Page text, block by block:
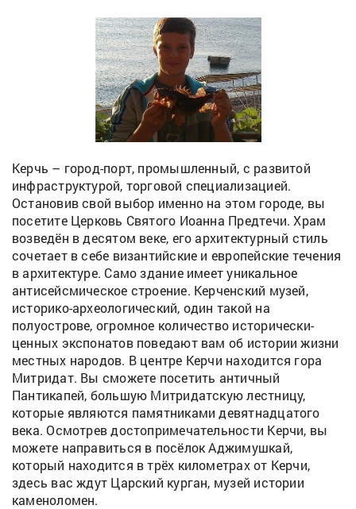
Керчь – город-порт, промышленный, с развитой
инфраструктурой, торговой специализацией.
Остановив свой выбор именно на этом городе, вы
посетите Церковь Святого Иоанна Предтечи. Храм
возведён в десятом веке, его архитектурный стиль
сочетает в себе византийские и европейские течения
в архитектуре. Само здание имеет уникальное
антисейсмическое строение. Керченский музей,
историко-археологический, один такой на
полуострове, огромное количество исторически-
ценных экспонатов поведают вам об истории жизни
местных народов. В центре Керчи находится гора
Митридат. Вы сможете посетить античный
Пантикапей, большую Митридатскую лестницу,
которые являются памятниками девятнадцатого
века. Осмотрев достопримечательности Керчи, вы
можете направиться в посёлок Аджимушкай,
который находится в трёх километрах от Керчи,
здесь вас ждут Царский курган, музей истории
каменоломен.